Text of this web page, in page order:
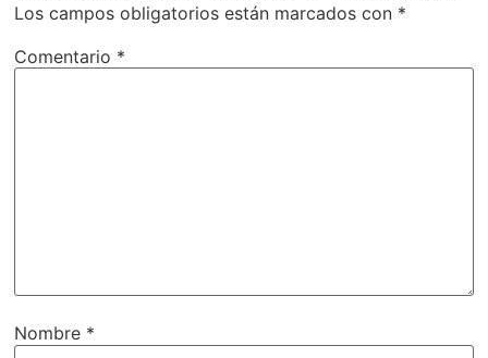
Los campos obligatorios están marcados con *
Comentario *
Nombre *